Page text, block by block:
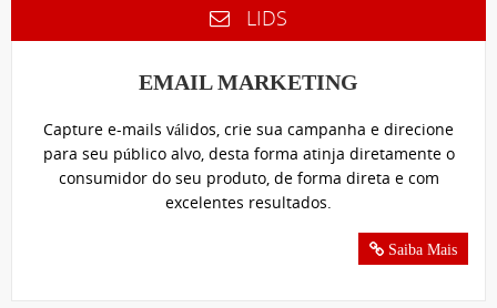
LIDS
EMAIL MARKETING
Capture e-mails válidos, crie sua campanha e direcione
para seu público alvo, desta forma atinja diretamente o
consumidor do seu produto, de forma direta e com
excelentes resultados.
Saiba Mais